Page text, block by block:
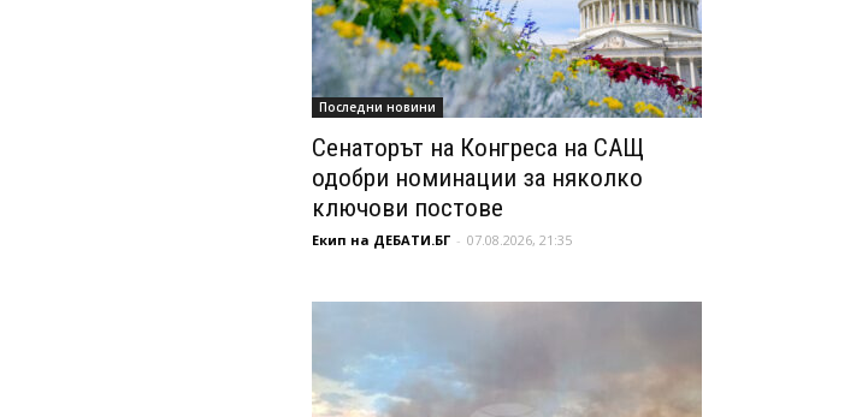
Последни новини
Сенаторът на Конгреса на САЩ
одобри номинации за няколко
ключови постове
Екип на ДЕБАТИ.БГ - 07.08.2026, 21:35